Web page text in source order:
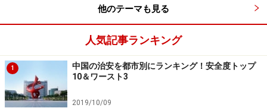
他のテーマも見る
人気記事ランキング
1
中国の治安を都市別にランキング！安全度トップ
10＆ワースト3
2019/10/09